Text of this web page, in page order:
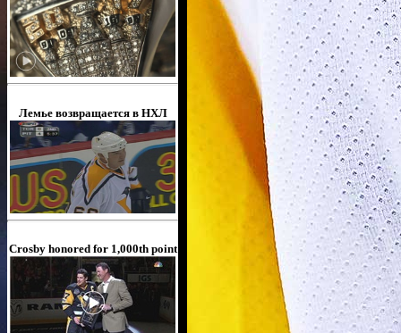
Лемье возвращается в НХЛ
Crosby honored for 1,000th point